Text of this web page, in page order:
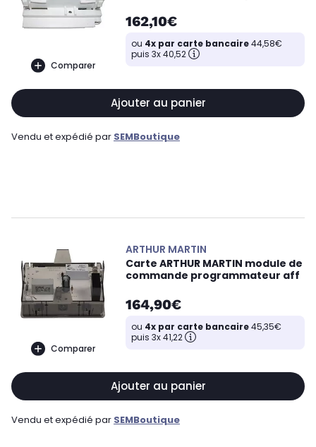
Comparer
162,10€
ou 4x par carte bancaire44,58€
puis 3x 40,52
Ajouter au panier
Vendu et expédié par SEMBoutique
Comparer
ARTHUR MARTIN
Carte ARTHUR MARTIN module de
commande programmateur aff
164,90€
ou 4x par carte bancaire45,35€
puis 3x 41,22
Ajouter au panier
Vendu et expédié par SEMBoutique